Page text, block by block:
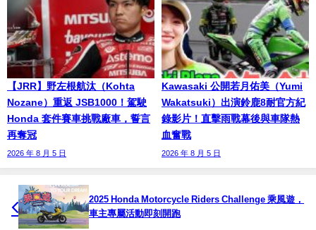
【JRR】野左根航汰（Kohta
Nozane）重返 JSB1000！駕駛
Honda 套件賽車挑戰廠車，誓言
再奪冠
2026 年 8 月 5 日
Kawasaki 公開若月佑美（Yumi
Wakatsuki）出演鈴鹿8耐官方紀
錄影片！直擊雨戰幕後與車隊熱
血奮戰
2026 年 8 月 5 日
2025 Honda Motorcycle Riders Challenge 乘風遊，
車主專屬活動即刻開跑